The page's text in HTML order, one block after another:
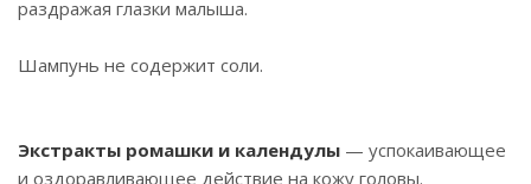
раздражая глазки малыша.
Шампунь не содержит соли.
Экстракты ромашки и календулы — успокаивающее
и оздоравливающее действие на кожу головы.